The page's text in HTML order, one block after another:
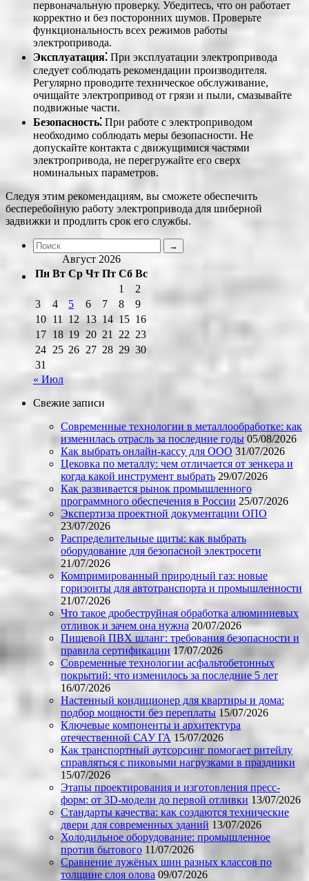
первоначальную проверку. Убедитесь, что он работает
корректно и без посторонних шумов. Проверьте
функциональность всех режимов работы
электропривода.
Эксплуатация⁚ При эксплуатации электропривода
следует соблюдать рекомендации производителя.
Регулярно проводите техническое обслуживание,
очищайте электропривод от грязи и пыли, смазывайте
подвижные части.
Безопасность⁚ При работе с электроприводом
необходимо соблюдать меры безопасности. Не
допускайте контакта с движущимися частями
электропривода, не перегружайте его сверх
номинальных параметров.
Следуя этим рекомендациям, вы сможете обеспечить
бесперебойную работу электропривода для шиберной
задвижки и продлить срок его службы.
Август 2026
Пн Вт Ср Чт Пт Сб Вс
1
2
3
4 5 6 7 8
9
10 11 12 13 14 15 16
17 18 19 20 21 22 23
24 25 26 27 28 29 30
31
« Июл
Свежие записи
Современные технологии в металлообработке: как
изменилась отрасль за последние годы 05/08/2026
Как выбрать онлайн-кассу для ООО 31/07/2026
Цековка по металлу: чем отличается от зенкера и
когда какой инструмент выбрать 29/07/2026
Как развивается рынок промышленного
программного обеспечения в России 25/07/2026
Экспертиза проектной документации ОПО
23/07/2026
Распределительные щиты: как выбрать
оборудование для безопасной электросети
21/07/2026
Компримированный природный газ: новые
горизонты для автотранспорта и промышленности
21/07/2026
Что такое дробеструйная обработка алюминиевых
отливок и зачем она нужна 20/07/2026
Пищевой ПВХ шланг: требования безопасности и
правила сертификации 17/07/2026
Современные технологии асфальтобетонных
покрытий: что изменилось за последние 5 лет
16/07/2026
Настенный кондиционер для квартиры и дома:
подбор мощности без переплаты 15/07/2026
Ключевые компоненты и архитектура
отечественной САУ ГА 15/07/2026
Как транспортный аутсорсинг помогает ритейлу
справляться с пиковыми нагрузками в праздники
15/07/2026
Этапы проектирования и изготовления пресс-
форм: от 3D-модели до первой отливки 13/07/2026
Стандарты качества: как создаются технические
двери для современных зданий 13/07/2026
Холодильное оборудование: промышленное
против бытового 11/07/2026
Сравнение лужёных шин разных классов по
толщине слоя олова 09/07/2026